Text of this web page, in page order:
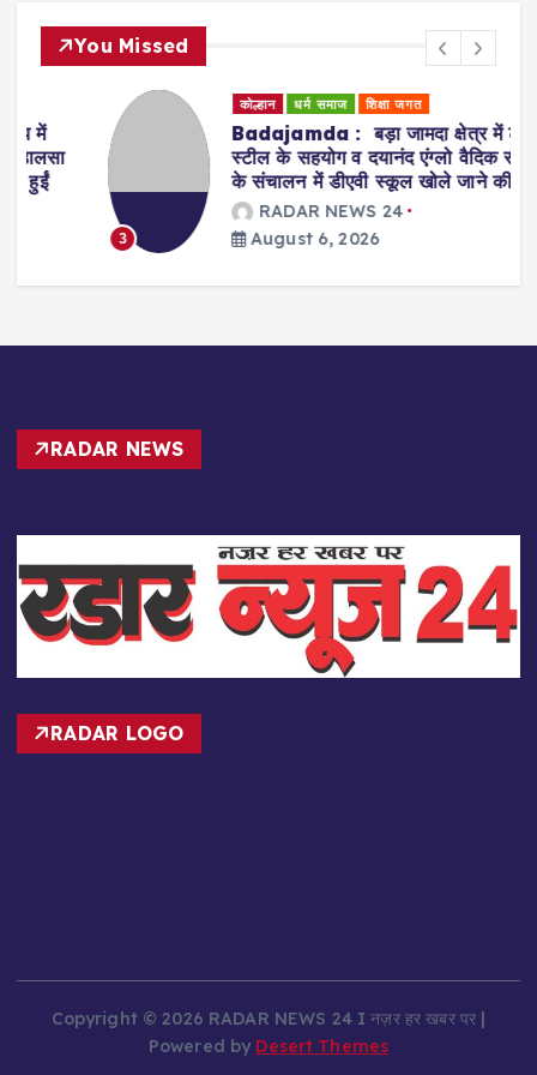
You Missed
कोल्हान धर्म समाज शिक्षा जगत
Badajamda : बड़ा जामदा क्षेत्र में टाटा
स्टील के सहयोग व दयानंद एंग्लो वैदिक संस्था
के संचालन में डीएवी स्कूल खोले जाने की मांग
RADAR NEWS 24
August 6, 2026
RADAR NEWS
RADAR LOGO
Copyright © 2026 RADAR NEWS 24 I नज़र हर खबर पर |
Powered by Desert Themes